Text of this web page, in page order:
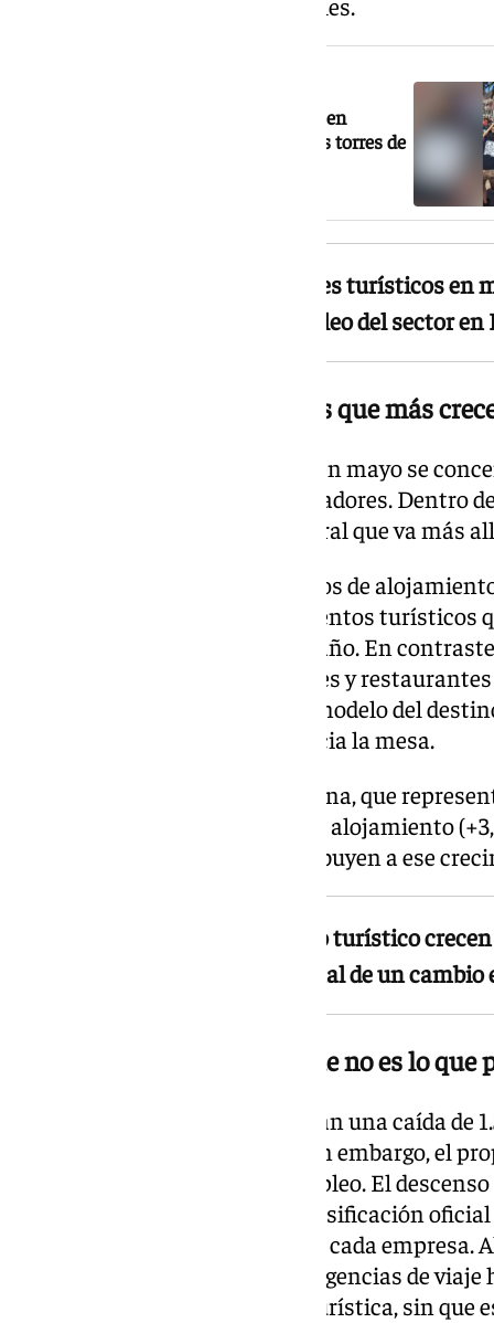
Vídeo: manifestantes por la vivienda en
Málaga, a patadas y golpes contra las torres de
Andalucía suma 9.303 cotizantes turísticos en
profesionales, liderando el empleo del sector en
Hostelería y alojamiento, los que más
El grueso del empleo generado en mayo se
incorporó 45.202 nuevos trabajadores. Dentro
a una transformación estructural que va más
El empleo autónomo en servicios de
gestores de pisos y establecimientos
— creció un 19,1% en el último año. En
comidas y bebidas, es decir, bares y
(+0,1%). Es una señal de que el modelo del
más hacia la cama y menos hacia la mesa.
Los trabajadores por cuenta ajena, que
crecieron un 3,2% interanual. El alojamiento
los subsectores que más contribuyen a ese
Los autónomos del alojamiento turístico
y restaurantes se estancan, señal de un
Un descenso en agencias que no es lo que
Los datos de Turespaña registran una caída de
viaje y operadores turísticos. Sin embargo, el
trata de destrucción real de empleo. El
códigos CNAE, es decir, en la clasificación
registrar a qué sector pertenece cada
figuraban como empleados de agencias de
categorías de intermediación turística, sin que